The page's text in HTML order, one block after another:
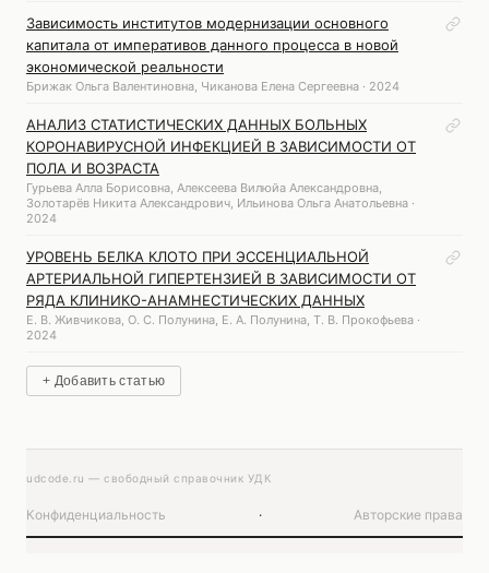
Зависимость институтов модернизации основного
капитала от императивов данного процесса в новой
экономической реальности
Брижак Ольга Валентиновна, Чиканова Елена Сергеевна · 2024
АНАЛИЗ СТАТИСТИЧЕСКИХ ДАННЫХ БОЛЬНЫХ
КОРОНАВИРУСНОЙ ИНФЕКЦИЕЙ В ЗАВИСИМОСТИ ОТ
ПОЛА И ВОЗРАСТА
Гурьева Алла Борисовна, Алексеева Вилюйа Александровна,
Золотарёв Никита Александрович, Ильинова Ольга Анатольевна ·
2024
УРОВЕНЬ БЕЛКА КЛОТО ПРИ ЭССЕНЦИАЛЬНОЙ
АРТЕРИАЛЬНОЙ ГИПЕРТЕНЗИЕЙ В ЗАВИСИМОСТИ ОТ
РЯДА КЛИНИКО-АНАМНЕСТИЧЕСКИХ ДАННЫХ
Е. В. Живчикова, О. С. Полунина, Е. А. Полунина, Т. В. Прокофьева ·
2024
+ Добавить статью
udcode.ru — свободный справочник УДК
Конфиденциальность · Авторские права